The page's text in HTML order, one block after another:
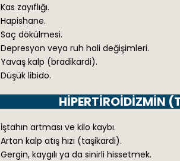
Kas zayıflığı.
Hapishane.
Saç dökülmesi.
Depresyon veya ruh hali değişimleri.
Yavaş kalp (bradikardi).
Düşük libido.
HIPERTIROIDIZMIN
İştahın artması ve kilo kaybı.
Artan kalp atış hızı (taşikardi).
Gergin, kaygılı ya da sinirli hissetmek.